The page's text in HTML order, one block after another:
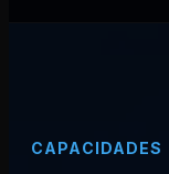
CAPACIDADES